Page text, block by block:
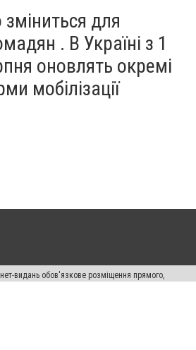
для
. В Україні з 1
оновлять окремі
мобілізації
видань обов'язкове розміщення прямого,